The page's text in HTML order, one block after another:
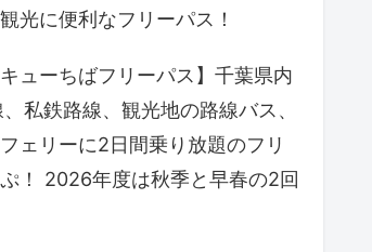
光に便利なフリーパス！
キューちばフリーパス】千葉県内
私鉄路線、観光地の路線バス、
ェリーに2日間乗り放題のフリ
！ 2026年度は秋季と早春の2回